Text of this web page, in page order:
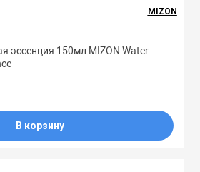
MIZON
эссенция 150мл MIZON Water
В корзину